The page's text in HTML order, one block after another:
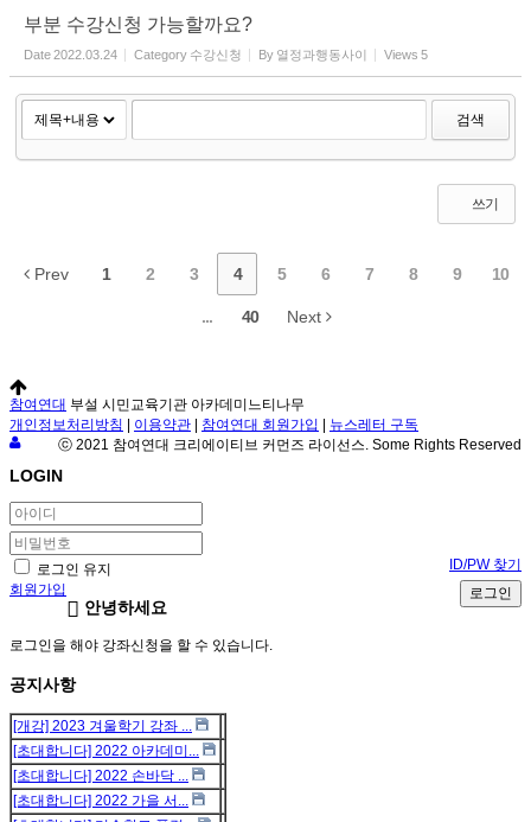
부분 수강신청 가능할까요?
Date2022.03.24 Category 수강신청 By 열정과행동사이 Views 5
검색
쓰기
Prev 1 2 3 4 5 6 7 8 9 10
... 40 Next
참여연대 부설 시민교육기관 아카데미느티나무
개인정보처리방침
이용약관 참여연대 회원가입
뉴스레터 구독
ⓒ 2021 참여연대 크리에이티브 커먼즈 라이선스. Some Rights Reserved
LOGIN
로그인 유지
ID/PW 찾기
회원가입
로그인
안녕하세요
로그인을 해야 강좌신청을 할 수 있습니다.
공지사항
[개강] 2023 겨울학기 강좌 ...
[초대합니다] 2022 아카데미...
[초대합니다] 2022 손바닥 ...
[초대합니다] 2022 가을 서...